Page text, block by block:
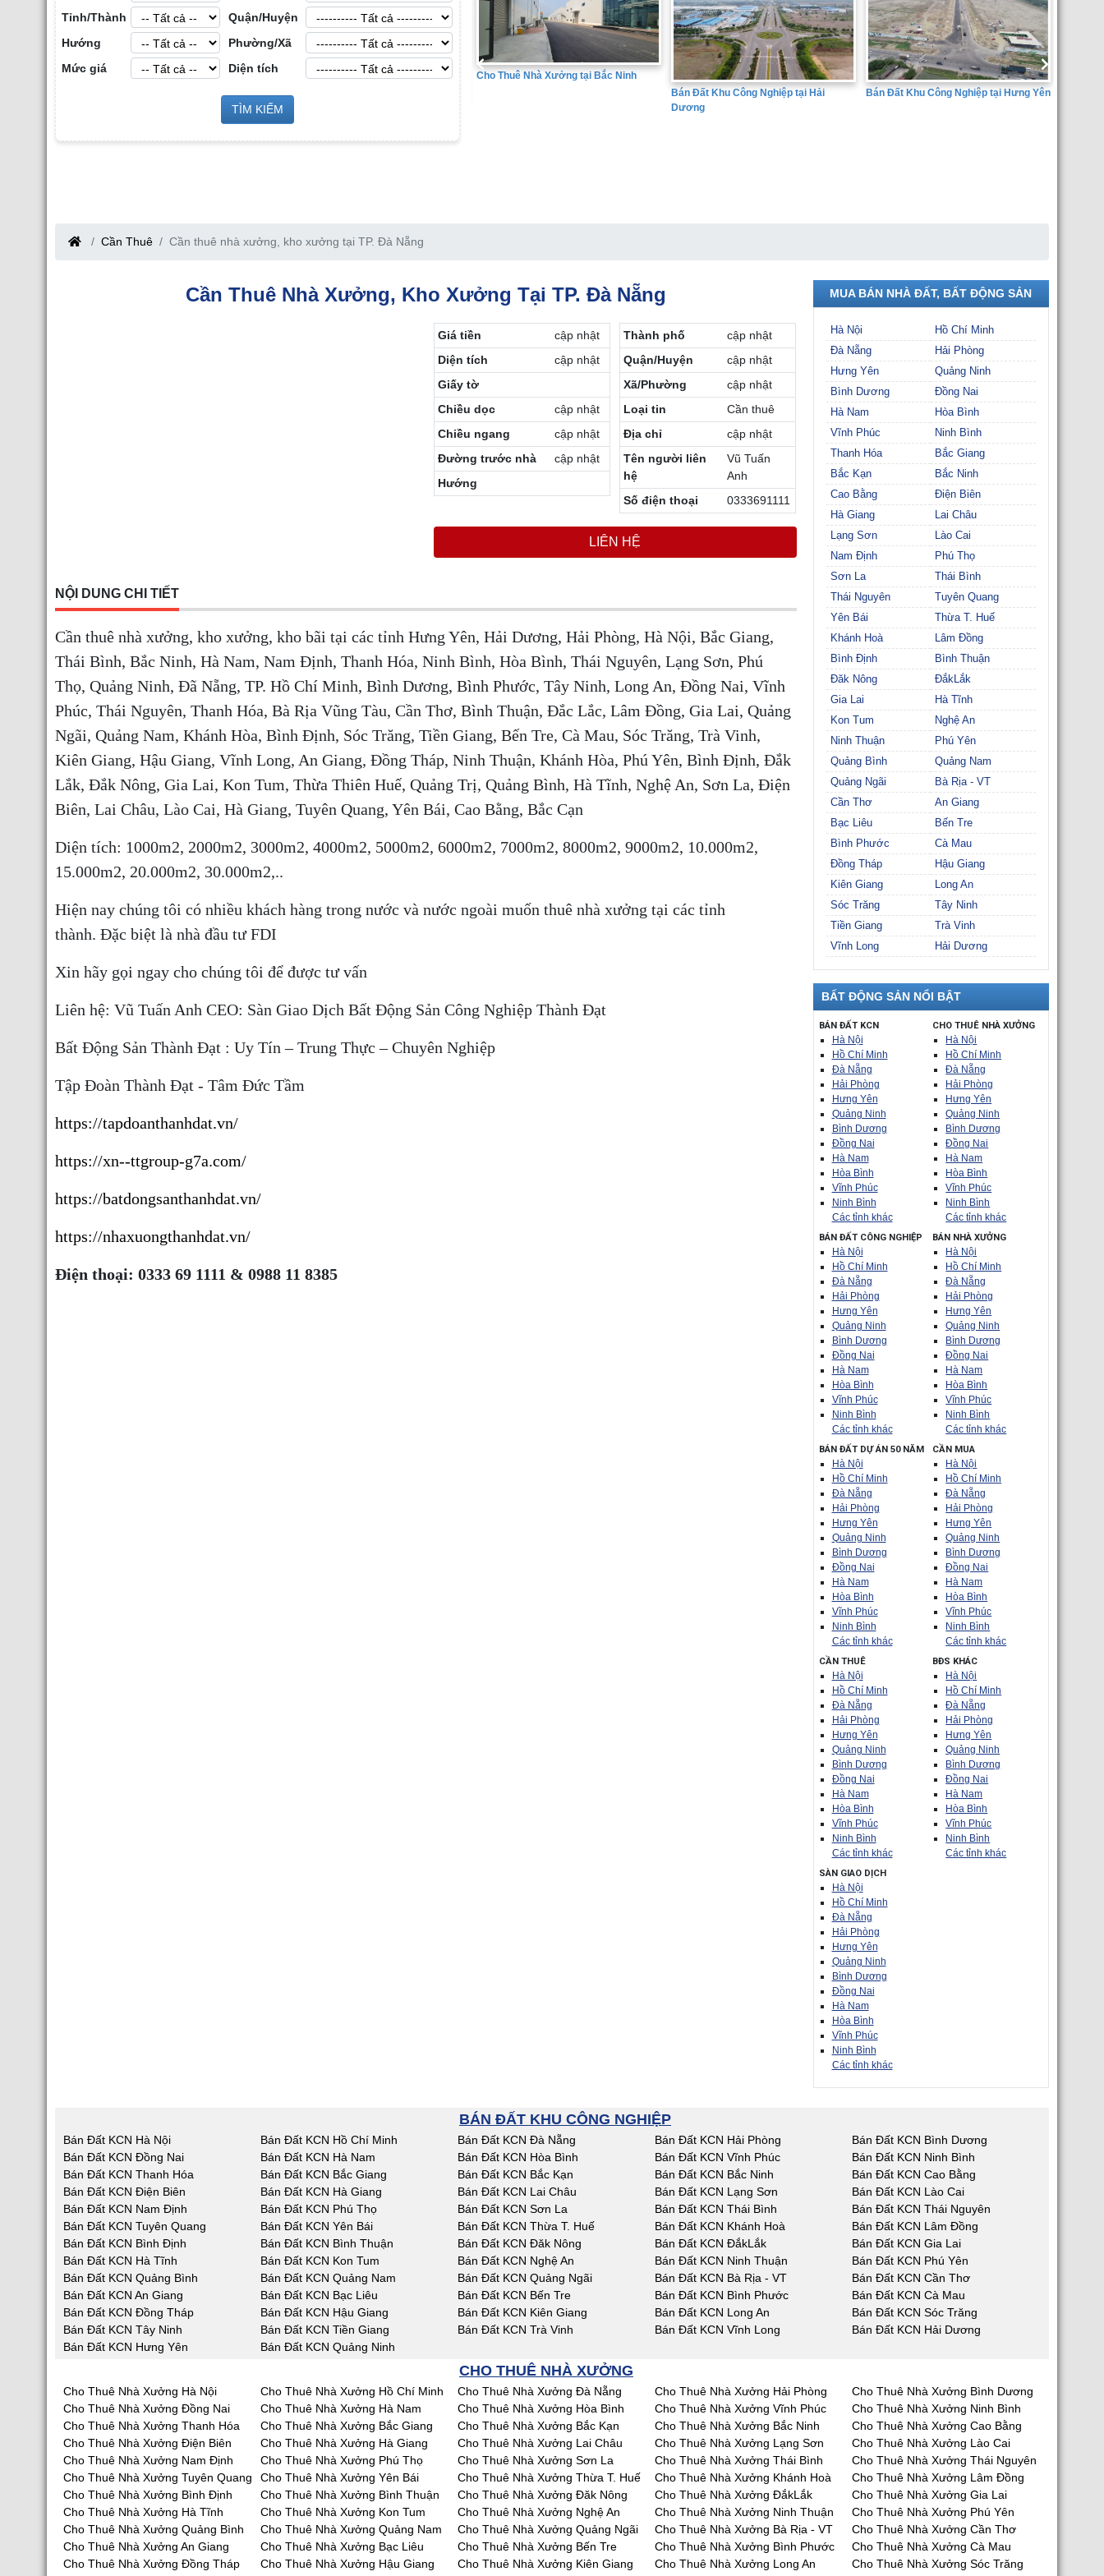
Tỉnh/Thành
Quận/Huyện
Hướng
Phường/Xã
Mức giá
Diện tích
TÌM KIẾM
Sàn Môi Giới Bất Động Sản Công
Nghiệp tại Tỉnh Bắc Giang
Bắc Giang
Cho Thuê Nhà Xưởng tại Hưng Yên
Cho Thuê Nhà Xưởng tại Bắc Ninh
Bán Đất Khu Công Nghiệp tại Hải
Bán Đất Khu Công Nghiệp tại Hưng Yên
Cần Thuê Cần thuê nhà xưởng, kho xưởng tại TP. Đà Nẵng
Cần Thuê Nhà Xưởng, Kho Xưởng Tại TP. Đà Nẵng
Giá tiền
cập nhật
Diện tích
cập nhật
Giấy tờ
Chiều dọc
cập nhật
Chiều ngang
cập nhật
Đường trước nhà
cập nhật
Hướng
Thành phố
cập nhật
Quận/Huyện
cập nhật
Xã/Phường
cập nhật
Loại tin
Cần thuê
Địa chỉ
cập nhật
Tên người liên
hệ
Vũ Tuấn
Anh
Số điện thoại
0333691111
LIÊN HỆ
NỘI DUNG CHI TIẾT
Cần thuê nhà xưởng, kho xưởng, kho bãi tại các tỉnh Hưng Yên, Hải Dương, Hải Phòng, Hà Nội, Bắc Giang,
Thái Bình, Bắc Ninh, Hà Nam, Nam Định, Thanh Hóa, Ninh Bình, Hòa Bình, Thái Nguyên, Lạng Sơn, Phú
Thọ, Quảng Ninh, Đã Nẵng, TP. Hồ Chí Minh, Bình Dương, Bình Phước, Tây Ninh, Long An, Đồng Nai, Vĩnh
Phúc, Thái Nguyên, Thanh Hóa, Bà Rịa Vũng Tàu, Cần Thơ, Bình Thuận, Đắc Lắc, Lâm Đồng, Gia Lai, Quảng
Ngãi, Quảng Nam, Khánh Hòa, Bình Định, Sóc Trăng, Tiền Giang, Bến Tre, Cà Mau, Sóc Trăng, Trà Vinh,
Kiên Giang, Hậu Giang, Vĩnh Long, An Giang, Đồng Tháp, Ninh Thuận, Khánh Hòa, Phú Yên, Bình Định, Đắk
Lắk, Đắk Nông, Gia Lai, Kon Tum, Thừa Thiên Huế, Quảng Trị, Quảng Bình, Hà Tĩnh, Nghệ An, Sơn La, Điện
Biên, Lai Châu, Lào Cai, Hà Giang, Tuyên Quang, Yên Bái, Cao Bằng, Bắc Cạn
Diện tích: 1000m2, 2000m2, 3000m2, 4000m2, 5000m2, 6000m2, 7000m2, 8000m2, 9000m2, 10.000m2,
15.000m2, 20.000m2, 30.000m2,..
Hiện nay chúng tôi có nhiều khách hàng trong nước và nước ngoài muốn thuê nhà xưởng tại các tỉnh
thành. Đặc biệt là nhà đầu tư FDI
Xin hãy gọi ngay cho chúng tôi để được tư vấn
Liên hệ: Vũ Tuấn Anh CEO: Sàn Giao Dịch Bất Động Sản Công Nghiệp Thành Đạt
Bất Động Sản Thành Đạt : Uy Tín – Trung Thực – Chuyên Nghiệp
Tập Đoàn Thành Đạt - Tâm Đức Tầm
https://tapdoanthanhdat.vn/
https://xn--ttgroup-g7a.com/
https://batdongsanthanhdat.vn/
https://nhaxuongthanhdat.vn/
Điện thoại: 0333 69 1111 & 0988 11 8385
MUA BÁN NHÀ ĐẤT, BẤT ĐỘNG SẢN
Hà Nội
Hồ Chí Minh
Đà Nẵng
Hải Phòng
Hưng Yên
Quảng Ninh
Bình Dương
Đồng Nai
Hà Nam
Hòa Bình
Vĩnh Phúc
Ninh Bình
Thanh Hóa
Bắc Giang
Bắc Kạn
Bắc Ninh
Cao Bằng
Điện Biên
Hà Giang
Lai Châu
Lạng Sơn
Lào Cai
Nam Định
Phú Thọ
Sơn La
Thái Bình
Thái Nguyên
Tuyên Quang
Yên Bái
Thừa T. Huế
Khánh Hoà
Lâm Đồng
Bình Định
Bình Thuận
Đăk Nông
ĐắkLắk
Gia Lai
Hà Tĩnh
Kon Tum
Nghệ An
Ninh Thuận
Phú Yên
Quảng Bình
Quảng Nam
Quảng Ngãi
Bà Rịa - VT
Cần Thơ
An Giang
Bạc Liêu
Bến Tre
Bình Phước
Cà Mau
Đồng Tháp
Hậu Giang
Kiên Giang
Long An
Sóc Trăng
Tây Ninh
Tiền Giang
Trà Vinh
Vĩnh Long
Hải Dương
BẤT ĐỘNG SẢN NỔI BẬT
BÁN ĐẤT KCN
Hà Nội
Hồ Chí Minh
Đà Nẵng
Hải Phòng
Hưng Yên
Quảng Ninh
Bình Dương
Đồng Nai
Hà Nam
Hòa Bình
Vĩnh Phúc
Ninh Bình
Các tỉnh khác
CHO THUÊ NHÀ XƯỞNG
Hà Nội
Hồ Chí Minh
Đà Nẵng
Hải Phòng
Hưng Yên
Quảng Ninh
Bình Dương
Đồng Nai
Hà Nam
Hòa Bình
Vĩnh Phúc
Ninh Bình
Các tỉnh khác
BÁN ĐẤT CÔNG NGHIỆP
Hà Nội
Hồ Chí Minh
Đà Nẵng
Hải Phòng
Hưng Yên
Quảng Ninh
Bình Dương
Đồng Nai
Hà Nam
Hòa Bình
Vĩnh Phúc
Ninh Bình
Các tỉnh khác
BÁN NHÀ XƯỞNG
Hà Nội
Hồ Chí Minh
Đà Nẵng
Hải Phòng
Hưng Yên
Quảng Ninh
Bình Dương
Đồng Nai
Hà Nam
Hòa Bình
Vĩnh Phúc
Ninh Bình
Các tỉnh khác
BÁN ĐẤT DỰ ÁN 50 NĂM
Hà Nội
Hồ Chí Minh
Đà Nẵng
Hải Phòng
Hưng Yên
Quảng Ninh
Bình Dương
Đồng Nai
Hà Nam
Hòa Bình
Vĩnh Phúc
Ninh Bình
Các tỉnh khác
CẦN MUA
Hà Nội
Hồ Chí Minh
Đà Nẵng
Hải Phòng
Hưng Yên
Quảng Ninh
Bình Dương
Đồng Nai
Hà Nam
Hòa Bình
Vĩnh Phúc
Ninh Bình
Các tỉnh khác
CẦN THUÊ
Hà Nội
Hồ Chí Minh
Đà Nẵng
Hải Phòng
Hưng Yên
Quảng Ninh
Bình Dương
Đồng Nai
Hà Nam
Hòa Bình
Vĩnh Phúc
Ninh Bình
Các tỉnh khác
BĐS KHÁC
Hà Nội
Hồ Chí Minh
Đà Nẵng
Hải Phòng
Hưng Yên
Quảng Ninh
Bình Dương
Đồng Nai
Hà Nam
Hòa Bình
Vĩnh Phúc
Ninh Bình
Các tỉnh khác
SÀN GIAO DỊCH
Hà Nội
Hồ Chí Minh
Đà Nẵng
Hải Phòng
Hưng Yên
Quảng Ninh
Bình Dương
Đồng Nai
Hà Nam
Hòa Bình
Vĩnh Phúc
Ninh Bình
Các tỉnh khác
BÁN ĐẤT KHU CÔNG NGHIỆP
Bán Đất KCN Hà Nội Bán Đất KCN Hồ Chí Minh Bán Đất KCN Đà Nẵng Bán Đất KCN Hải Phòng
Bán Đất KCN Bình Dương
Bán Đất KCN Đồng Nai
Bán Đất KCN Hà Nam Bán Đất KCN Hòa Bình Bán Đất KCN Vĩnh Phúc
Bán Đất KCN Ninh Bình
Bán Đất KCN Thanh Hóa
Bán Đất KCN Bắc Giang Bán Đất KCN Bắc Kạn Bán Đất KCN Bắc Ninh
Bán Đất KCN Cao Bằng
Bán Đất KCN Điện Biên
Bán Đất KCN Hà Giang Bán Đất KCN Lai Châu Bán Đất KCN Lạng Sơn
Bán Đất KCN Lào Cai
Bán Đất KCN Nam Định
Bán Đất KCN Phú Thọ Bán Đất KCN Sơn La Bán Đất KCN Thái Bình
Bán Đất KCN Thái Nguyên
Bán Đất KCN Tuyên Quang
Bán Đất KCN Yên Bái Bán Đất KCN Thừa T. Huế Bán Đất KCN Khánh Hoà
Bán Đất KCN Lâm Đồng
Bán Đất KCN Bình Định
Bán Đất KCN Bình Thuận Bán Đất KCN Đăk Nông Bán Đất KCN ĐắkLắk
Bán Đất KCN Gia Lai
Bán Đất KCN Hà Tĩnh
Bán Đất KCN Kon Tum Bán Đất KCN Nghệ An Bán Đất KCN Ninh Thuận
Bán Đất KCN Phú Yên
Bán Đất KCN Quảng Bình
Bán Đất KCN Quảng Nam Bán Đất KCN Quảng Ngãi Bán Đất KCN Bà Rịa - VT
Bán Đất KCN Cần Thơ
Bán Đất KCN An Giang
Bán Đất KCN Bạc Liêu Bán Đất KCN Bến Tre Bán Đất KCN Bình Phước
Bán Đất KCN Cà Mau
Bán Đất KCN Đồng Tháp
Bán Đất KCN Hậu Giang Bán Đất KCN Kiên Giang Bán Đất KCN Long An
Bán Đất KCN Sóc Trăng
Bán Đất KCN Tây Ninh
Bán Đất KCN Tiền Giang Bán Đất KCN Trà Vinh Bán Đất KCN Vĩnh Long
Bán Đất KCN Hải Dương
Bán Đất KCN Hưng Yên
Bán Đất KCN Quảng Ninh
CHO THUÊ NHÀ XƯỞNG
Cho Thuê Nhà Xưởng Hà Nội Cho Thuê Nhà Xưởng Hồ Chí Minh Cho Thuê Nhà Xưởng Đà Nẵng Cho Thuê Nhà Xưởng Hải Phòng
Cho Thuê Nhà Xưởng Bình Dương
Cho Thuê Nhà Xưởng Đồng Nai
Cho Thuê Nhà Xưởng Hà Nam Cho Thuê Nhà Xưởng Hòa Bình Cho Thuê Nhà Xưởng Vĩnh Phúc
Cho Thuê Nhà Xưởng Ninh Bình
Cho Thuê Nhà Xưởng Thanh Hóa
Cho Thuê Nhà Xưởng Bắc Giang Cho Thuê Nhà Xưởng Bắc Kạn Cho Thuê Nhà Xưởng Bắc Ninh
Cho Thuê Nhà Xưởng Cao Bằng
Cho Thuê Nhà Xưởng Điện Biên
Cho Thuê Nhà Xưởng Hà Giang Cho Thuê Nhà Xưởng Lai Châu Cho Thuê Nhà Xưởng Lạng Sơn
Cho Thuê Nhà Xưởng Lào Cai
Cho Thuê Nhà Xưởng Nam Định
Cho Thuê Nhà Xưởng Phú Thọ Cho Thuê Nhà Xưởng Sơn La Cho Thuê Nhà Xưởng Thái Bình
Cho Thuê Nhà Xưởng Thái Nguyên
Cho Thuê Nhà Xưởng Tuyên Quang
Cho Thuê Nhà Xưởng Yên Bái Cho Thuê Nhà Xưởng Thừa T. Huế Cho Thuê Nhà Xưởng Khánh Hoà
Cho Thuê Nhà Xưởng Lâm Đồng
Cho Thuê Nhà Xưởng Bình Định
Cho Thuê Nhà Xưởng Bình Thuận Cho Thuê Nhà Xưởng Đăk Nông Cho Thuê Nhà Xưởng ĐắkLắk
Cho Thuê Nhà Xưởng Gia Lai
Cho Thuê Nhà Xưởng Hà Tĩnh
Cho Thuê Nhà Xưởng Kon Tum Cho Thuê Nhà Xưởng Nghệ An Cho Thuê Nhà Xưởng Ninh Thuận
Cho Thuê Nhà Xưởng Phú Yên
Cho Thuê Nhà Xưởng Quảng Bình
Cho Thuê Nhà Xưởng Quảng Nam Cho Thuê Nhà Xưởng Quảng Ngãi Cho Thuê Nhà Xưởng Bà Rịa - VT
Cho Thuê Nhà Xưởng Cần Thơ
Cho Thuê Nhà Xưởng An Giang
Cho Thuê Nhà Xưởng Bạc Liêu Cho Thuê Nhà Xưởng Bến Tre Cho Thuê Nhà Xưởng Bình Phước
Cho Thuê Nhà Xưởng Cà Mau
Cho Thuê Nhà Xưởng Đồng Tháp
Cho Thuê Nhà Xưởng Hậu Giang Cho Thuê Nhà Xưởng Kiên Giang Cho Thuê Nhà Xưởng Long An
Cho Thuê Nhà Xưởng Sóc Trăng